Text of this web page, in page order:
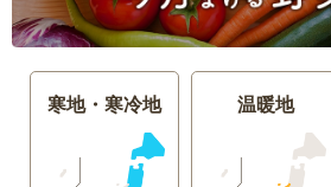
寒地・寒冷地 温暖地